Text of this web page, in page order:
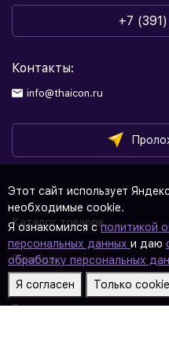
Этот сайт использует
необходимые cookie.
Я ознакомился сполитикой
персональных данных и даю
обработку персональных
Я согласен
Только cookie
+7
Контакты:
info@thaicon.ru
Каталог товаров
Помощь
Политика персональных